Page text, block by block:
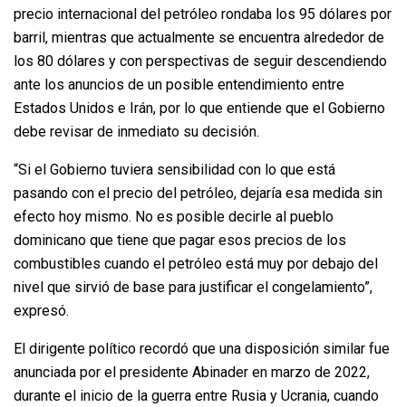
precio internacional del petróleo rondaba los 95 dólares por
barril, mientras que actualmente se encuentra alrededor de
los 80 dólares y con perspectivas de seguir descendiendo
ante los anuncios de un posible entendimiento entre
Estados Unidos e Irán, por lo que entiende que el Gobierno
debe revisar de inmediato su decisión.
“Si el Gobierno tuviera sensibilidad con lo que está
pasando con el precio del petróleo, dejaría esa medida sin
efecto hoy mismo. No es posible decirle al pueblo
dominicano que tiene que pagar esos precios de los
combustibles cuando el petróleo está muy por debajo del
nivel que sirvió de base para justificar el congelamiento”,
expresó.
El dirigente político recordó que una disposición similar fue
anunciada por el presidente Abinader en marzo de 2022,
durante el inicio de la guerra entre Rusia y Ucrania, cuando